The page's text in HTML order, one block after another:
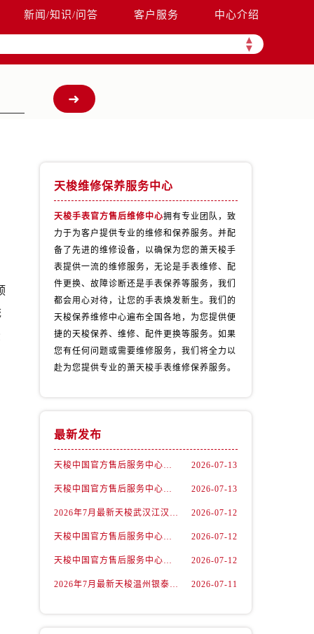
新闻/知识/问答 客户服务 中心介绍
▲
▼
天梭维修保养服务中心
天梭手表官方售后维修中心拥有专业团队，致
力于为客户提供专业的维修和保养服务。并配
备了先进的维修设备，以确保为您的萧天梭手
表提供一流的维修服务，无论是手表维修、配
件更换、故障诊断还是手表保养等服务，我们
都会用心对待，让您的手表焕发新生。我们的
天梭保养维修中心遍布全国各地，为您提供便
捷的天梭保养、维修、配件更换等服务。如果
您有任何问题或需要维修服务，我们将全力以
赴为您提供专业的萧天梭手表维修保养服务。
最新发布
天梭中国官方售后服务中心｜最新地址与24小时服务电话权威信息通告（2026年7月最新） 2026-07-13
天梭中国官方售后服务中心｜详细热线电话及全部网点地址权威信息通知（2026年7月最新） 2026-07-13
2026年7月最新天梭武汉江汉路印象城维修保养服务电话 2026-07-12
天梭中国官方售后服务中心｜最新地址及官方客服热线权威信息通告（2026年7月最新） 2026-07-12
天梭中国官方售后服务中心｜详细地址与售后热线权威信息通知（2026年7月最新） 2026-07-12
2026年7月最新天梭温州银泰百货瓯海店维修保养服务电话 2026-07-11